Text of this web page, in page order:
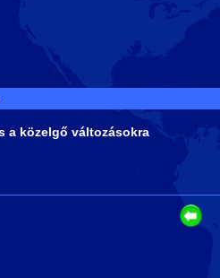
a közelgő változásokra